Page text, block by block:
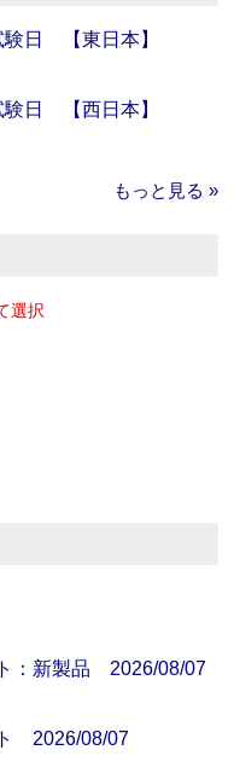
日 【東日本】
日 【西日本】
もっと見る »
選択
：新製品 2026/08/07
2026/08/07